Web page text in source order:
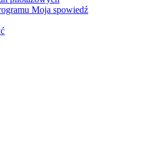
Moja spowiedź